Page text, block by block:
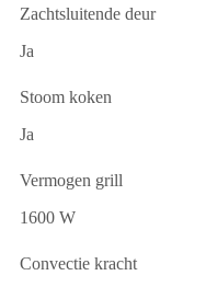
Zachtsluitende deur
Ja
Stoom koken
Ja
Vermogen grill
1600 W
Convectie kracht